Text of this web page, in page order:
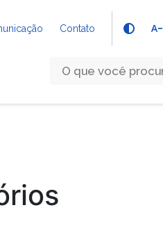
Contato text_decrease